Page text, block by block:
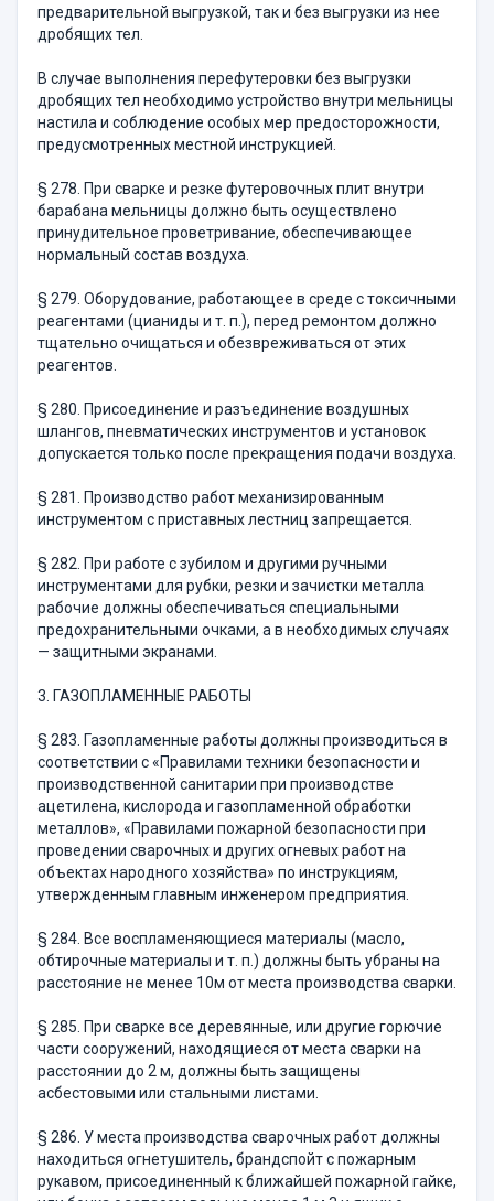
предварительной выгрузкой, так и без выгрузки из нее
дробящих тел.
В случае выполнения перефутеровки без выгрузки
дробящих тел необходимо устройство внутри мельницы
настила и соблюдение особых мер предосторожности,
предусмотренных местной инструк­цией.
§ 278. При сварке и резке футеровочных плит внутри
барабана мельницы должно быть осуществлено
принудительное проветрива­ние, обеспечивающее
нормальный состав воздуха.
§ 279. Оборудование, работающее в среде с токсичными
реаген­тами (цианиды и т. п.), перед ремонтом должно
тщательно очи­щаться и обезвреживаться от этих
реагентов.
§ 280. Присоединение и разъединение воздушных
шлангов, пне­вматических инструментов и установок
допускается только после прекращения подачи воздуха.
§ 281. Производство работ механизированным
инструментом с приставных лестниц запрещается.
§ 282. При работе с зубилом и другими ручными
инструмен­тами для рубки, резки и зачистки металла
рабочие должны обеспе­чиваться специальными
предохранительными очками, а в необхо­димых случаях
— защитными экранами.
3. ГАЗОПЛАМЕННЫЕ РАБОТЫ
§ 283. Газопламенные работы должны производиться в
соответ­ствии с «Правилами техники безопасности и
производственной сани­тарии при производстве
ацетилена, кислорода и газопламенной об­работки
металлов», «Правилами пожарной безопасности при
прове­дении сварочных и других огневых работ на
объектах народного хозяйства» по инструкциям,
утвержденным главным инженером предприятия.
§ 284. Все воспламеняющиеся материалы (масло,
обтирочные ма­териалы и т. п.) должны быть убраны на
расстояние не менее 10м от места производства сварки.
§ 285. При сварке все деревянные, или другие горючие
части сооружений, находящиеся от места сварки на
расстоянии до 2 м, должны быть защищены
асбестовыми или стальными листами.
§ 286. У места производства сварочных работ должны
нахо­диться огнетушитель, брандспойт с пожарным
рукавом, присоеди­ненный к ближайшей пожарной гайке,